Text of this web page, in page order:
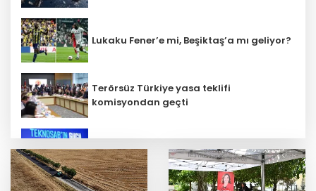
Lukaku Fener’e mi, Beşiktaş’a mı geliyor?
Terörsüz Türkiye yasa teklifi
komisyondan geçti
önde! Dev lansmanda neler oldu?